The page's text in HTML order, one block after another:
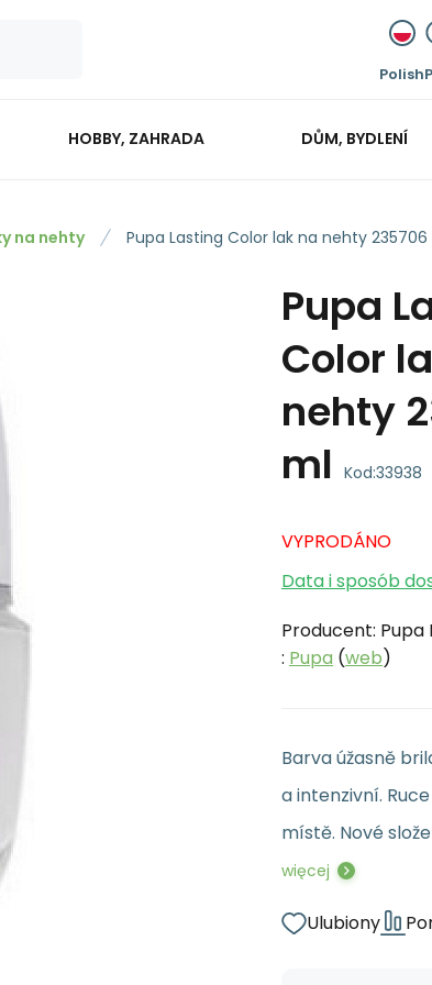
Polish
HOBBY, ZAHRADA DŮM, BYDLENÍ
na nehty Pupa Lasting Color lak na nehty 235706
Pupa
Color
nehty
ml Kod:33938
VYPRODÁNO
Data i sposób
Producent: Pupa
: Pupa (web)
Barva úžasně
a intenzivní.
místě. Nové
więcej
Ulubiony